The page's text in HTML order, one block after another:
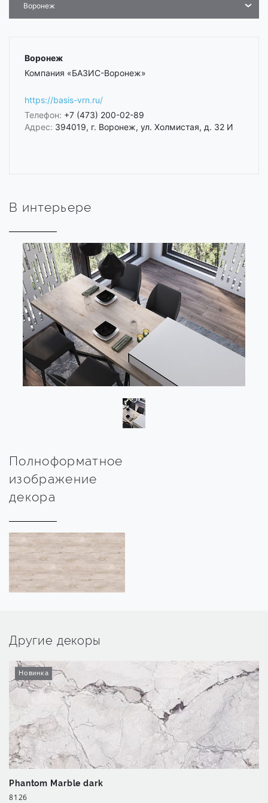
Воронеж
Воронеж
Компания «БАЗИС-Воронеж»
https://basis-vrn.ru/
Телефон: +7 (473) 200-02-89
Адрес: 394019, г. Воронеж, ул. Холмистая, д. 32 И
В интерьере
Полноформатное
изображение
декора
Другие декоры
Новинка
Phantom Marble dark
8126